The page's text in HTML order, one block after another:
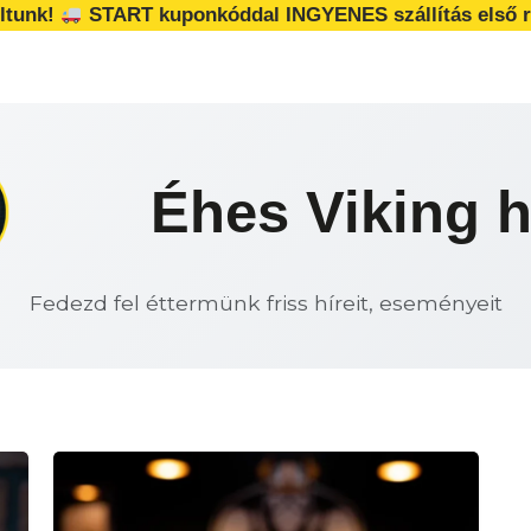
START kuponkóddal INGYENES szállítás első
Éhes Viking
Fedezd fel éttermünk friss híreit, eseményeit